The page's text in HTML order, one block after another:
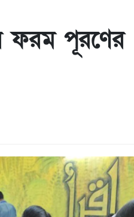
ফরম পূরণের